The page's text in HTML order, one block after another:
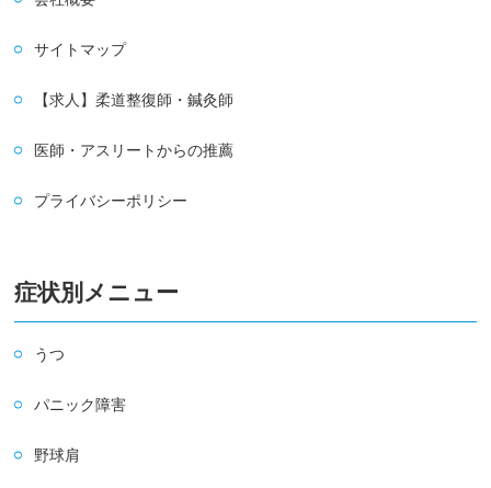
サイトマップ
【求人】柔道整復師・鍼灸師
医師・アスリートからの推薦
プライバシーポリシー
症状別メニュー
うつ
パニック障害
野球肩